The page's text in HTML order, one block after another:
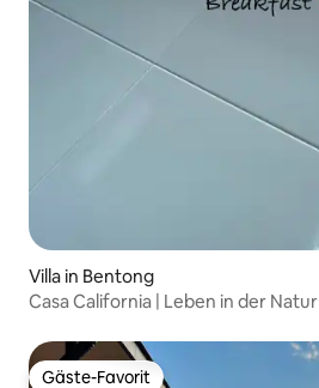
Villa in Bentong
Casa California | Leben in der
Gäste-Favorit